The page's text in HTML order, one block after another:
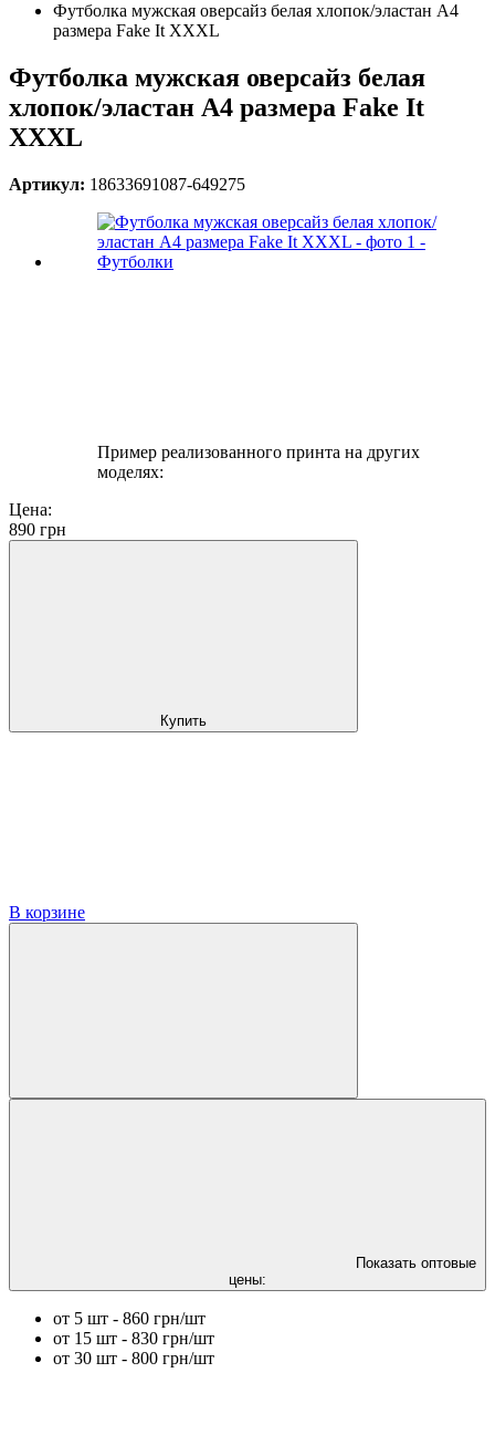
Футболка мужская оверсайз белая хлопок/эластан А4
размера Fake It XXXL
Футболка мужская оверсайз белая
хлопок/эластан А4 размера Fake It
XXXL
Артикул: 18633691087-649275
Пример реализованного принта на других
моделях:
Цена:
890 грн
Купить
В корзине
Показать оптовые
цены:
от 5 шт - 860 грн/шт
от 15 шт - 830 грн/шт
от 30 шт - 800 грн/шт